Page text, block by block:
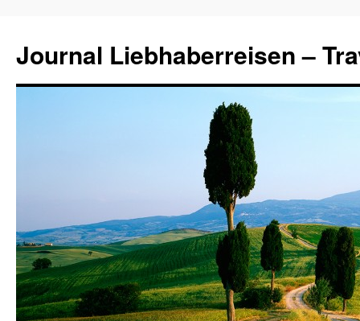
Journal Liebhaberreisen –